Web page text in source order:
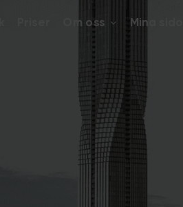
Om oss Mina sidor